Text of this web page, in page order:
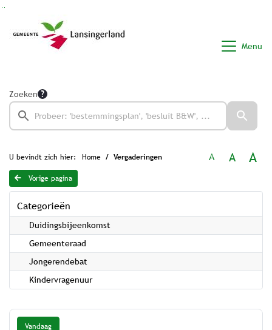
Menu
Zoeken
U bevindt zich hier: Home Vergaderingen A A A
Vorige pagina
Categorieën
Duidingsbijeenkomst
Gemeenteraad
Jongerendebat
Kindervragenuur
Vandaag